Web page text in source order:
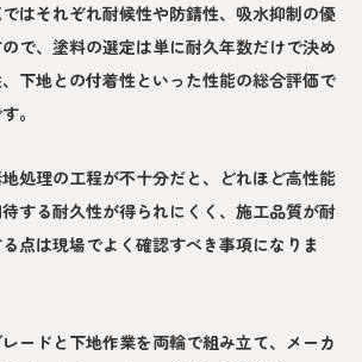
はそれぞれ耐候性や防錆性、吸水抑制の優
で、塗料の選定は単に耐久年数だけで決め
下地との付着性といった性能の総合評価で
。
処理の工程が不十分だと、どれほど高性能
する耐久性が得られにくく、施工品質が耐
点は現場でよく確認すべき事項になりま
ードと下地作業を両輪で組み立て、メーカ